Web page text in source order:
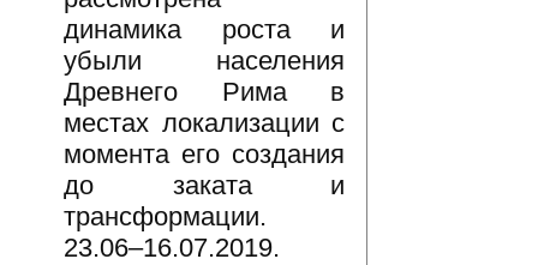
динамика роста и
убыли населения
Древнего Рима в
местах локализации с
момента его создания
до заката и
трансформации.
23.06–16.07.2019.